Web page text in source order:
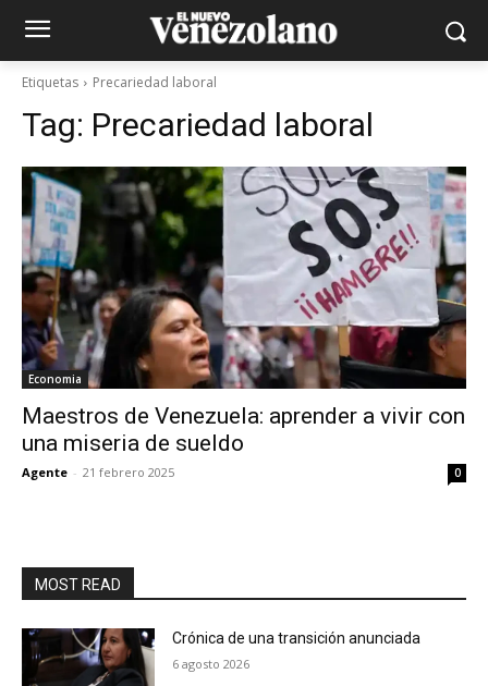
Etiquetas Precariedad laboral
Tag: Precariedad laboral
Economia
Maestros de Venezuela: aprender a vivir con
una miseria de sueldo
Agente - 21 febrero 2025 0
MOST READ
Crónica de una transición anunciada
6 agosto 2026